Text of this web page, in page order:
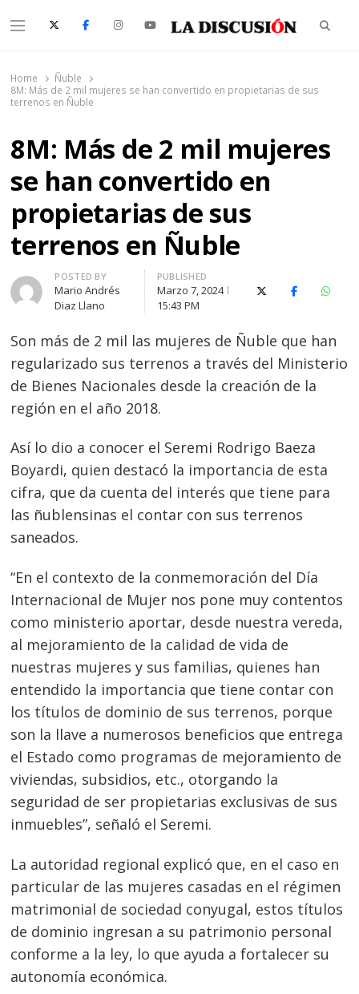
Menu
Home
Ñuble
8M: Más de 2 mil mujeres se han convertido en propietarias de sus
terrenos en Ñuble
8M: Más de 2 mil mujeres
se han convertido en
propietarias de sus
terrenos en Ñuble
Author
POSTED BY
Mario Andrés
Diaz Llano
PUBLISHED
Marzo 7, 2024
15:43 PM
X (Twitter)Facebook
Son más de 2 mil las mujeres de Ñuble que han
regularizado sus terrenos a través del Ministerio
de Bienes Nacionales desde la creación de la
región en el año 2018.
Así lo dio a conocer el Seremi Rodrigo Baeza
Boyardi, quien destacó la importancia de esta
cifra, que da cuenta del interés que tiene para
las ñublensinas el contar con sus terrenos
saneados.
“En el contexto de la conmemoración del Día
Internacional de Mujer nos pone muy contentos
como ministerio aportar, desde nuestra vereda,
al mejoramiento de la calidad de vida de
nuestras mujeres y sus familias, quienes han
entendido la importancia que tiene contar con
los títulos de dominio de sus terrenos, porque
son la llave a numerosos beneficios que entrega
el Estado como programas de mejoramiento de
viviendas, subsidios, etc., otorgando la
seguridad de ser propietarias exclusivas de sus
inmuebles”, señaló el Seremi.
La autoridad regional explicó que, en el caso en
particular de las mujeres casadas en el régimen
matrimonial de sociedad conyugal, estos títulos
de dominio ingresan a su patrimonio personal
conforme a la ley, lo que ayuda a fortalecer su
autonomía económica.